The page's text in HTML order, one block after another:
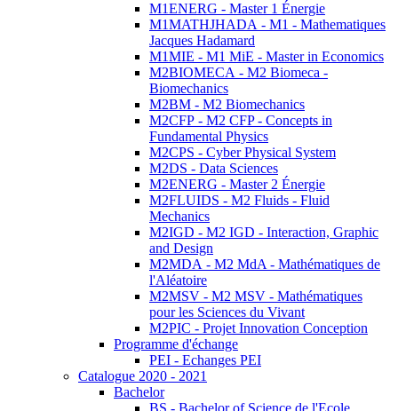
M1ENERG - Master 1 Énergie
M1MATHJHADA - M1 - Mathematiques
Jacques Hadamard
M1MIE - M1 MiE - Master in Economics
M2BIOMECA - M2 Biomeca -
Biomechanics
M2BM - M2 Biomechanics
M2CFP - M2 CFP - Concepts in
Fundamental Physics
M2CPS - Cyber Physical System
M2DS - Data Sciences
M2ENERG - Master 2 Énergie
M2FLUIDS - M2 Fluids - Fluid
Mechanics
M2IGD - M2 IGD - Interaction, Graphic
and Design
M2MDA - M2 MdA - Mathématiques de
l'Aléatoire
M2MSV - M2 MSV - Mathématiques
pour les Sciences du Vivant
M2PIC - Projet Innovation Conception
Programme d'échange
PEI - Echanges PEI
Catalogue 2020 - 2021
Bachelor
BS - Bachelor of Science de l'Ecole